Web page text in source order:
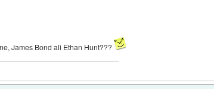
James Bond ali Ethan Hunt???